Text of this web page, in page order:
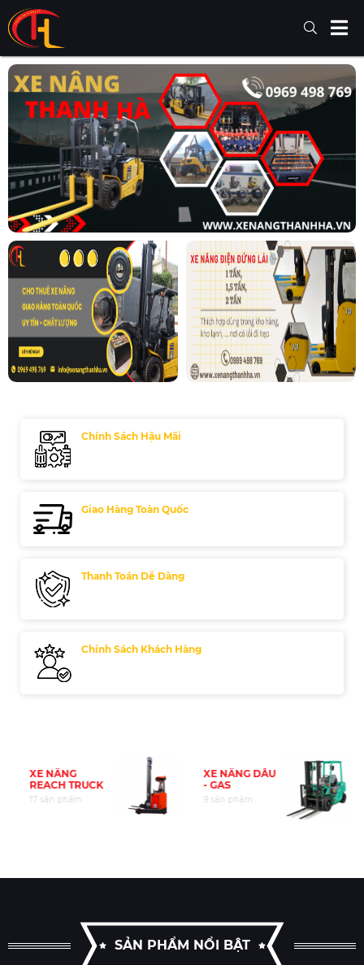
Chính Sách Hậu Mãi
Giao Hàng Toàn Quốc
Thanh Toán Dễ Dàng
Chính Sách Khách Hàng
XE NÂNG
REACH TRUCK
17 sản phẩm
XE NÂNG DẦU
- GAS
9 sản phẩm
SẢN PHẨM NỔI BẬT